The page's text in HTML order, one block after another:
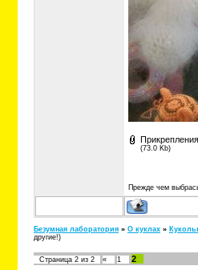
(73.0 Kb)
Прежде чем
Безумная лаборатория » О куклах »
другие!)
Страница 2 из 2 « 1 2